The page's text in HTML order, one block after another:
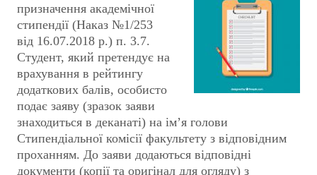
призначення академічної
стипендії (Наказ №1/253
від 16.07.2018 р.) п. 3.7.
Студент, який претендує на
врахування в рейтингу
додаткових балів, особисто
подає заяву (зразок заяви
знаходиться в деканаті) на ім’я голови
Стипендіальної комісії факультету з відповідним
проханням. До заяви додаються відповідні
документи (копії та оригінал для огляду) з